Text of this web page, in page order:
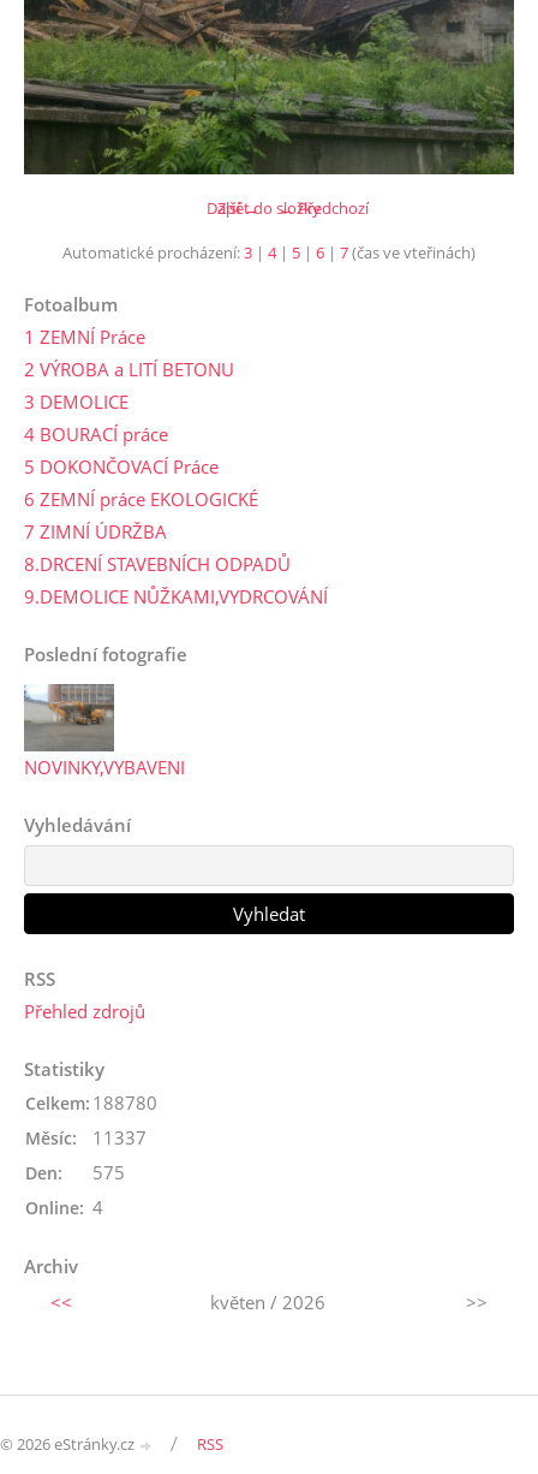
← Předchozí
Další →
Zpět do složky
Automatické procházení:3 | 4| 5 | 6 | 7(čas ve vteřinách)
Fotoalbum
1 ZEMNÍ Práce
2 VÝROBA a LITÍ BETONU
3 DEMOLICE
4 BOURACÍ práce
5 DOKONČOVACÍ Práce
6 ZEMNÍ práce EKOLOGICKÉ
7 ZIMNÍ ÚDRŽBA
8.DRCENÍ STAVEBNÍCH ODPADŮ
9.DEMOLICE NŮŽKAMI,VYDRCOVÁNÍ
Poslední fotografie
NOVINKY,VYBAVENI
Vyhledávání
RSS
Přehled zdrojů
Statistiky
Online: 4
Celkem: 188780
Měsíc: 11337
Den: 575
Archiv
<<
květen / 2026 >>
© 2026 eStránky.cz / RSS